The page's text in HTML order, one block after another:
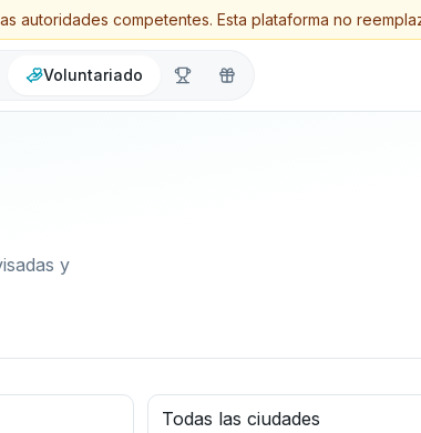
autoridades competentes. Esta plataforma no
Voluntariado
y
Todas las ciudades